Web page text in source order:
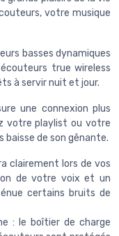
votre musique
basses dynamiques
true wireless
à servir nuit et jour.
une connexion plus
votre playlist ou votre
de son gênante.
clairement lors de vos
de votre voix et un
certains bruits de
: le boîtier de charge